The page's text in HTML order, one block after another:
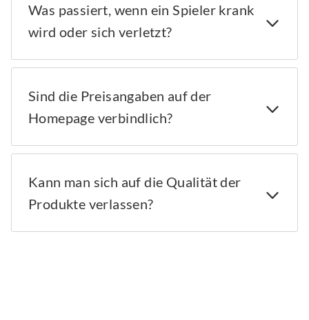
Was passiert, wenn ein Spieler krank
wird oder sich verletzt?
Sind die Preisangaben auf der
Homepage verbindlich?
Kann man sich auf die Qualität der
Produkte verlassen?